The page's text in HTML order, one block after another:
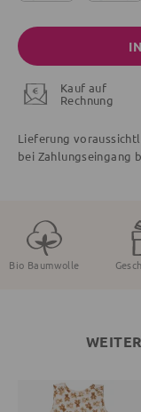
Kauf auf
Rechnung
Lieferung
bei Zahlungseingang
Bio Baumwolle